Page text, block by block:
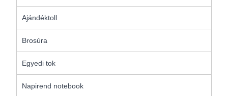
Ajándéktoll
Brosúra
Egyedi tok
Napirend notebook